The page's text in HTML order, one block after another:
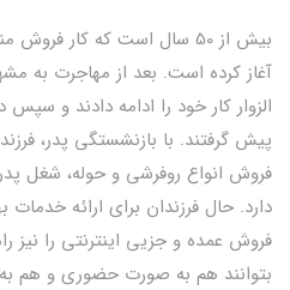
بیش از 50 سال است که کار
آغاز کرده است. بعد از مهاجرت به
الزوار کار خود را ادامه دادند و
پیش گرفتند. با بازنشستگی پدر،
فروش عمده و جزیی اینترنتی را نیز
بتوانند هم به صورت حضوری و هم